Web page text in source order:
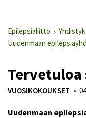
Epilepsialiitto
Uudenmaan
Tervetuloa
VUOSIKOKOUKSET
Uudenmaan